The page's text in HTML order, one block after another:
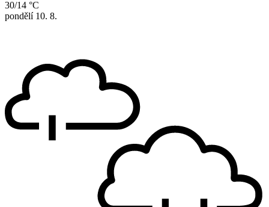
30/14 °C
pondělí 10. 8.